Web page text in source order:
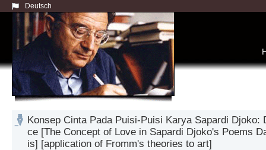
Deutsch
Konsep Cinta Pada Puisi-Puisi Karya Sapardi
ce [The Concept of Love in Sapardi Djoko's Poems
is] [application of Fromm's theories to art]